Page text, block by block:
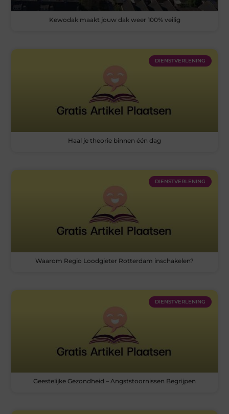
Kewodak maakt jouw dak weer 100% veilig
DIENSTVERLENING
Haal je theorie binnen één dag
DIENSTVERLENING
Waarom Regio Loodgieter Rotterdam inschakelen?
DIENSTVERLENING
Geestelijke Gezondheid – Angststoornissen Begrijpen